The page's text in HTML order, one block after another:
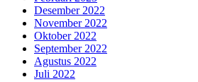
Desember 2022
November 2022
Oktober 2022
September 2022
Agustus 2022
Juli 2022